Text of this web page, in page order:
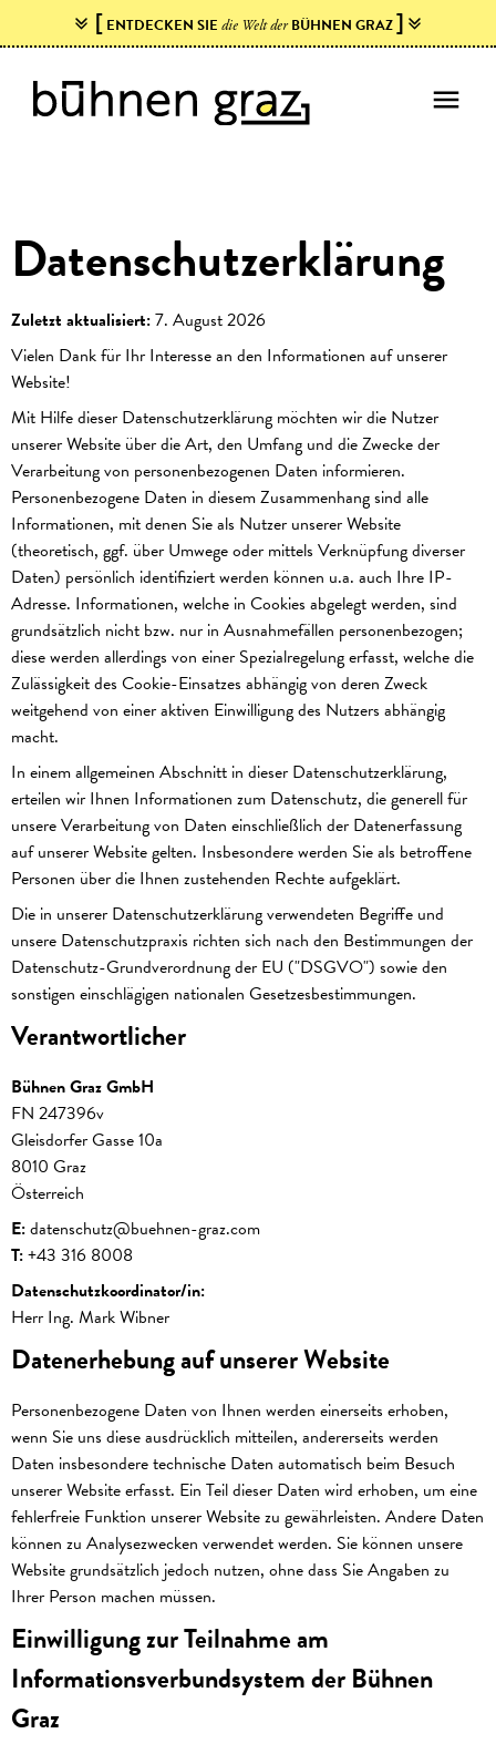
[ ENTDECKEN SIE die Welt derBÜHNEN GRAZ]
menu
Datenschutzerklärung
Zuletzt aktualisiert:7. August 2026
Vielen Dank für Ihr Interesse an den Informationen auf unserer
Website!
Mit Hilfe dieser Datenschutzerklärung möchten wir die Nutzer
unserer Website über die Art, den Umfang und die Zwecke der
Verarbeitung von personenbezogenen Daten informieren.
Personenbezogene Daten in diesem Zusammenhang sind alle
Informationen, mit denen Sie als Nutzer unserer Website
(theoretisch, ggf. über Umwege oder mittels Verknüpfung diverser
Daten) persönlich identifiziert werden können u.a. auch Ihre IP-
Adresse. Informationen, welche in Cookies abgelegt werden, sind
grundsätzlich nicht bzw. nur in Ausnahmefällen personenbezogen;
diese werden allerdings von einer Spezialregelung erfasst, welche die
Zulässigkeit des Cookie-Einsatzes abhängig von deren Zweck
weitgehend von einer aktiven Einwilligung des Nutzers abhängig
macht.
In einem allgemeinen Abschnitt in dieser Datenschutzerklärung,
erteilen wir Ihnen Informationen zum Datenschutz, die generell für
unsere Verarbeitung von Daten einschließlich der Datenerfassung
auf unserer Website gelten. Insbesondere werden Sie als betroffene
Personen über die Ihnen zustehenden Rechte aufgeklärt.
Die in unserer Datenschutzerklärung verwendeten Begriffe und
unsere Datenschutzpraxis richten sich nach den Bestimmungen der
Datenschutz-Grundverordnung der EU ("DSGVO") sowie den
sonstigen einschlägigen nationalen Gesetzesbestimmungen.
Verantwortlicher
Bühnen Graz GmbH
FN 247396v
Gleisdorfer Gasse 10a
8010 Graz
Österreich
E:datenschutz@buehnen-graz.com
T:+43 316 8008
Datenschutzkoordinator/in:
Herr Ing. Mark Wibner
Datenerhebung auf unserer Website
Personenbezogene Daten von Ihnen werden einerseits erhoben,
wenn Sie uns diese ausdrücklich mitteilen, andererseits werden
Daten insbesondere technische Daten automatisch beim Besuch
unserer Website erfasst. Ein Teil dieser Daten wird erhoben, um eine
fehlerfreie Funktion unserer Website zu gewährleisten. Andere Daten
können zu Analysezwecken verwendet werden. Sie können unsere
Website grundsätzlich jedoch nutzen, ohne dass Sie Angaben zu
Ihrer Person machen müssen.
Einwilligung zur Teilnahme am
Informationsverbundsystem der Bühnen
Graz